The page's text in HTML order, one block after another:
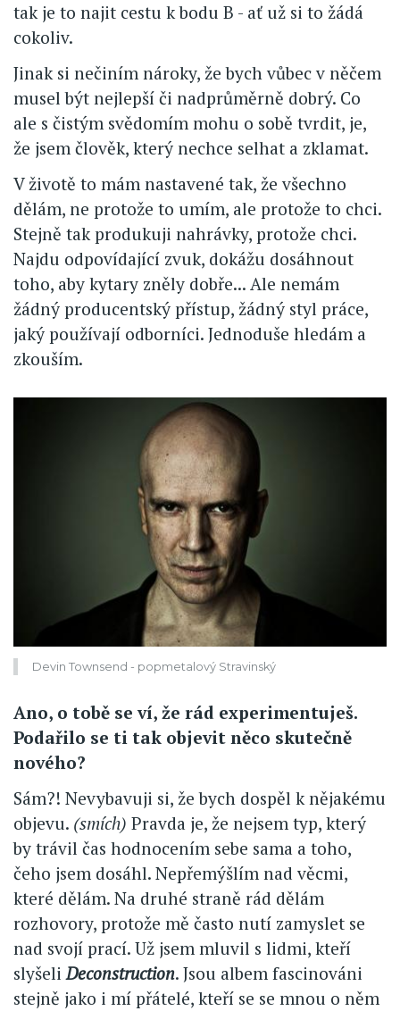
tak je to najit cestu k bodu B - ať už si to žádá
cokoliv.
Jinak si nečiním nároky, že bych vůbec v něčem
musel být nejlepší či nadprůměrně dobrý. Co
ale s čistým svědomím mohu o sobě tvrdit, je,
že jsem člověk, který nechce selhat a zklamat.
V životě to mám nastavené tak, že všechno
dělám, ne protože to umím, ale protože to chci.
Stejně tak produkuji nahrávky, protože chci.
Najdu odpovídající zvuk, dokážu dosáhnout
toho, aby kytary zněly dobře... Ale nemám
žádný producentský přístup, žádný styl práce,
jaký používají odborníci. Jednoduše hledám a
zkouším.
Devin Townsend - popmetalový Stravinský
Ano, o tobě se ví, že rád experimentuješ.
Podařilo se ti tak objevit něco skutečně
nového?
Sám?! Nevybavuji si, že bych dospěl k nějakému
objevu. (smích) Pravda je, že nejsem typ, který
by trávil čas hodnocením sebe sama a toho,
čeho jsem dosáhl. Nepřemýšlím nad věcmi,
které dělám. Na druhé straně rád dělám
rozhovory, protože mě často nutí zamyslet se
nad svojí prací. Už jsem mluvil s lidmi, kteří
slyšeliDeconstruction. Jsou albem fascinováni
stejně jako i mí přátelé, kteří se se mnou o něm